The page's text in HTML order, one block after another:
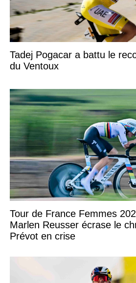
Tadej Pogacar a battu le
du Ventoux
Tour de France Femmes
Marlen Reusser écrase le
Prévot en crise